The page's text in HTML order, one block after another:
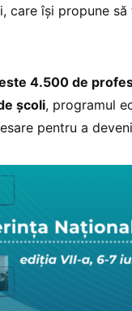
care își propune
4.500 de
școli, programul
pentru a